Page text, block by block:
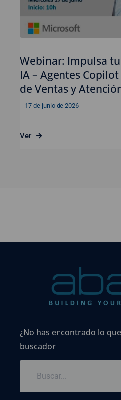
Webinar: Impulsa
IA – Agentes
de Ventas y
17 de junio de 2026
Ver
¿No has encontrado lo
buscador